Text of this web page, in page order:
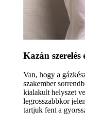
Kazán
Van, hogy a
szakember
kialakult helyszet
legrosszabbkor
tartjuk fent a